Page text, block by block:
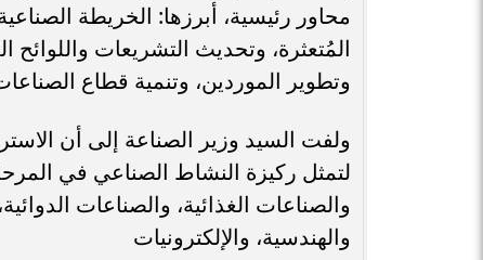
محاور رئيسية، أبرزها: الخريطة
المُتعثرة، وتحديث التشريعات
وتطوير الموردين، وتنمية قطاع
​ولفت السيد وزير الصناعة إلى أن
لتمثل ركيزة النشاط الصناعي في
والصناعات الغذائية، والصناعات
والهندسية، والإلكترونيات